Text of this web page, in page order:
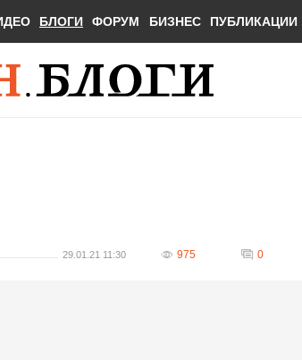
БЛОГИ ФОРУМ БИЗНЕС ПУБЛИКАЦИИ
29.01.21 11:30 975 0